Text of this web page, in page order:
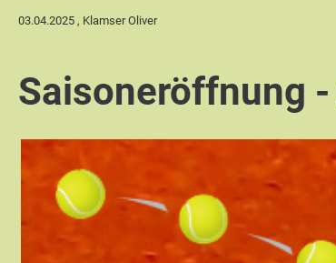
03.04.2025 , Klamser Oliver
Saisoneröffnung